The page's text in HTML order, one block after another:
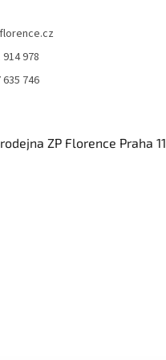
978
635 746
ZP Florence Praha 11